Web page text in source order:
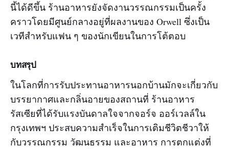
นี้ได้ดีขึ้น ร้านอาหารยังจัดงานวรรณกรรมเป็นครั้ง
คราวโดยมีศูนย์กลางอยู่ที่ผลงานของ Orwell ซึ่งเป็น
เวทีสำหรับแฟน ๆ ของนักเขียนในการโต้ตอบ
บทสรุป
ในโลกที่การรับประทานอาหารนอกบ้านมักจะเกี่ยวกับ
บรรยากาศและกลิ่นอายของสถานที่ ร้านอาหาร
รัสเซียที่ได้รับแรงบันดาลใจจากจอร์จ ออร์เวลล์ใน
กรุงเทพฯ ประสบความสำเร็จในการเติมชีวิตชีวาให้
กับวรรณกรรม วัฒนธรรม และอาหาร การตกแต่งที่